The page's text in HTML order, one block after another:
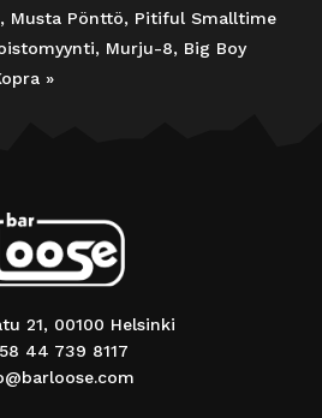
Musta Pönttö, Pitiful Smalltime
Murju-8, Big Boy
»
21, 00100 Helsinki
44 739 8117